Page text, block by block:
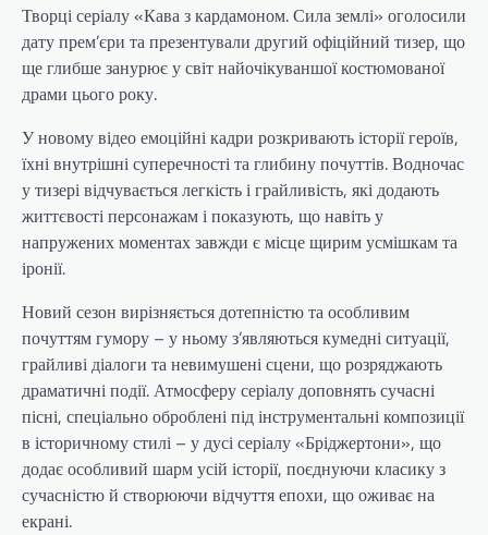
Творці серіалу «Кава з кардамоном. Сила землі» оголосили
дату прем’єри та презентували другий офіційний тизер, що
ще глибше занурює у світ найочікуваншої костюмованої
драми цього року.
У новому відео емоційні кадри розкривають історії героїв,
їхні внутрішні суперечності та глибину почуттів. Водночас
у тизері відчувається легкість і грайливість, які додають
життєвості персонажам і показують, що навіть у
напружених моментах завжди є місце щирим усмішкам та
іронії.
Новий сезон вирізняється дотепністю та особливим
почуттям гумору – у ньому з’являються кумедні ситуації,
грайливі діалоги та невимушені сцени, що розряджають
драматичні події. Атмосферу серіалу доповнять сучасні
пісні, спеціально оброблені під інструментальні композиції
в історичному стилі – у дусі серіалу «Бріджертони», що
додає особливий шарм усій історії, поєднуючи класику з
сучасністю й створюючи відчуття епохи, що оживає на
екрані.